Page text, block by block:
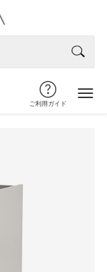
ご利用ガイド